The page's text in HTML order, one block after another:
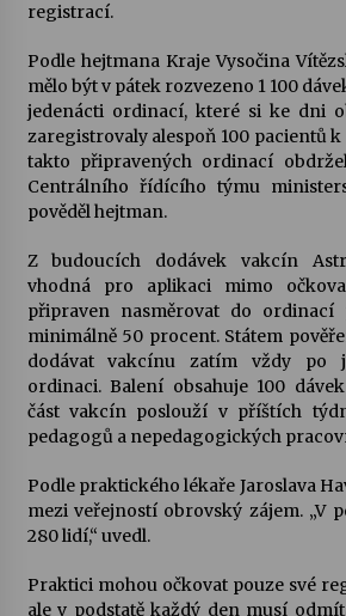
registrací.
Podle hejtmana Kraje Vysočina
mělo být v pátek rozvezeno 1 100
jedenácti ordinací, které si ke dni
zaregistrovaly alespoň 100 pacientů
takto připravených ordinací
Centrálního řídícího týmu
pověděl hejtman.
Z budoucích dodávek vakcín
vhodná pro aplikaci mimo
připraven nasměrovat do ordinací
minimálně 50 procent. Státem
dodávat vakcínu zatím vždy po
ordinaci. Balení obsahuje 100
část vakcín poslouží v příštích
pedagogů a nepedagogických
Podle praktického lékaře Jaroslava
mezi veřejností obrovský zájem. „V
280 lidí,“ uvedl.
Praktici mohou očkovat pouze své
ale v podstatě každý den musí